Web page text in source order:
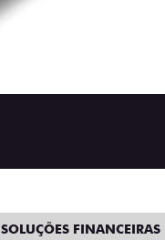
SOLUÇÕES FINANCEIRAS